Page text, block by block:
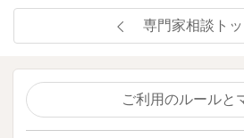
https://baby-calendar.jp/knowledge/
専門家相談ト
ご利用のルールと